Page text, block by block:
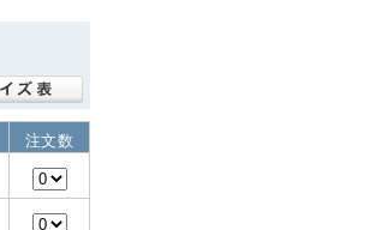
注文数